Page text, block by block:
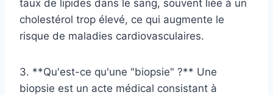
taux de lipides dans le sang, souvent liée à un
cholestérol trop élevé, ce qui augmente le
risque de maladies cardiovasculaires.
3. **Qu'est-ce qu'une "biopsie" ?** Une
biopsie est un acte médical consistant à